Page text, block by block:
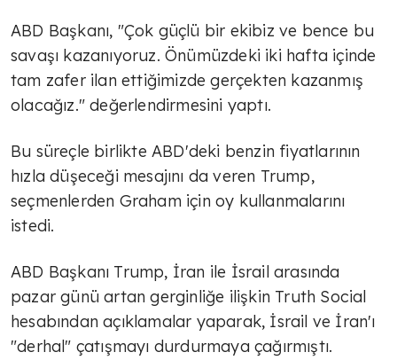
ABD Başkanı, "Çok güçlü bir ekibiz ve bence bu
savaşı kazanıyoruz. Önümüzdeki iki hafta içinde
tam zafer ilan ettiğimizde gerçekten kazanmış
olacağız." değerlendirmesini yaptı.
Bu süreçle birlikte ABD'deki benzin fiyatlarının
hızla düşeceği mesajını da veren Trump,
seçmenlerden Graham için oy kullanmalarını
istedi.
ABD Başkanı Trump, İran ile İsrail arasında
pazar günü artan gerginliğe ilişkin Truth Social
hesabından açıklamalar yaparak, İsrail ve İran'ı
"derhal" çatışmayı durdurmaya çağırmıştı.